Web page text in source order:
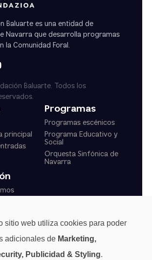
Baluarte es una entidad de
Navarra que desarrolla programas
la Comunidad Foral.
Baluarte. Todos los
principal
Programas
Programas escénicos
Programa Educativo y
Social
Orquesta Sinfónica de
Navarra
sitio web utiliza cookies para poder
adicionales de Marketing,
Publicidad & Styling.